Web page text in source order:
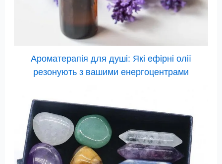
Ароматерапія для душі: Які ефірні олії
резонують з вашими енергоцентрами